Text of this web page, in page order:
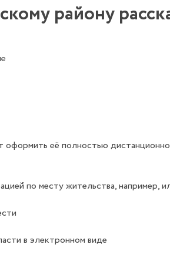
району
её полностью
по месту жительства, например,
в электронном виде